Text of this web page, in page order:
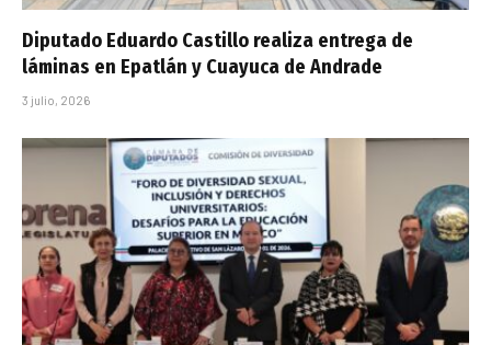
Diputado Eduardo Castillo realiza entrega de
láminas en Epatlán y Cuayuca de Andrade
3 julio, 2026